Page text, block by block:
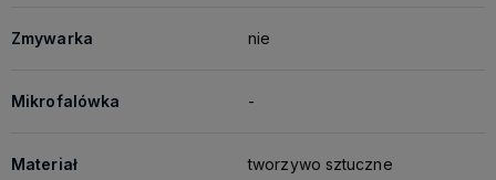
Zmywarka nie
Mikrofalówka -
Materiał tworzywo sztuczne